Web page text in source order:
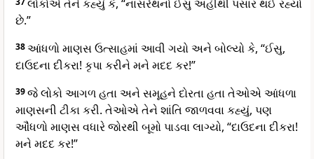
લોકોએ તેને કહ્યું કે, “નાસરેથનો ઈસુ અહીંથી પસાર થઈ રહ્યો
છે.”
38આંધળો માણસ ઉત્સાહમાં આવી ગયો અને બોલ્યો કે, “ઈસુ,
દાઉદના દીકરા! કૃપા કરીને મને મદદ કર!”
39જે લોકો આગળ હતા અને સમૂહને દોરતા હતા તેઓએ આંધળા
માણસની ટીકા કરી. તેઓએ તેને શાંતિ જાળવવા કહ્યું, પણ
ઔંધળો માણસ વધારે જોરથી બૂમો પાડવા લાગ્યો, “દાઉદના દીકરા!
મને મદદ કર!”